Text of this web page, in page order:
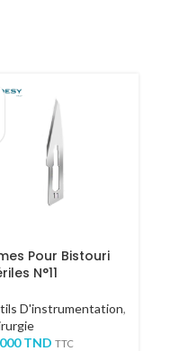
Pour Bistouri
N°11
D'instrumentation,
TND TTC